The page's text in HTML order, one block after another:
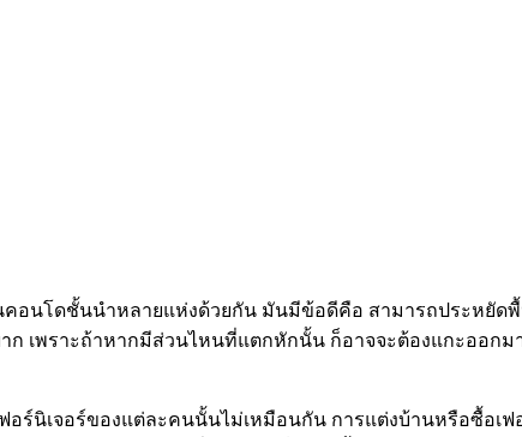
อนโดชั้นนำหลายแห่งด้วยกัน มันมีข้อดีคือ สามารถประหยัด
ก เพราะถ้าหากมีส่วนไหนที่แตกหักนั้น ก็อาจจะต้องแกะออก
อร์นิเจอร์ของแต่ละคนนั้นไม่เหมือนกัน การแต่งบ้านหรือซื้อเ